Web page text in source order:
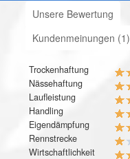
Unsere Bewertung
Kundenmeinungen (1)
Trockenhaftung
Nässehaftung
Laufleistung
Handling
Eigendämpfung
Rennstrecke
Wirtschaftlichkeit